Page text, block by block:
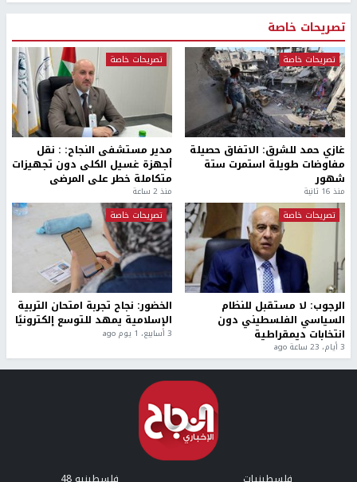
تصريحات خاصة
تصريحات خاصة
غازي حمد للشرق: الاتفاق حصيلة
مفاوضات طويلة استمرت ستة
شهور
منذ 16 ثانية
تصريحات خاصة
مدير مستشفى النجاح: : نقل
أجهزة غسيل الكلى دون تجهيزات
متكاملة خطر على المرضى
منذ 2 ساعة
تصريحات خاصة
الرجوب: لا مستقبل للنظام
السياسي الفلسطيني دون
انتخابات ديمقراطية
3 أيام، 23 ساعة ago
تصريحات خاصة
الخضور: نجاح تجربة امتحان التربية
الإسلامية يمهد للتوسع إلكترونيًا
3 أسابيع، 1 يوم ago